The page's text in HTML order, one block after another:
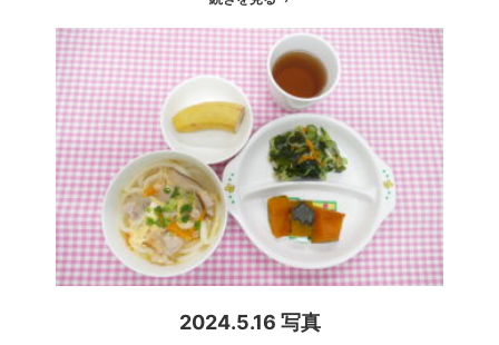
2024.5.16 写真